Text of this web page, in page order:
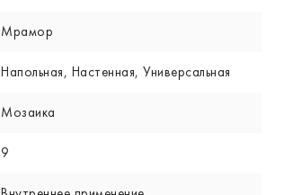
Мрамор
Напольная, Настенная, Универсальная
Мозаика
9